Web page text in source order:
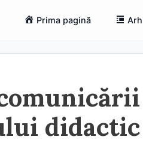
Prima pagină
didactic